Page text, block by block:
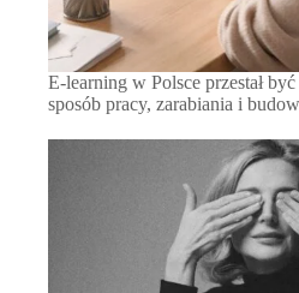
E-learning w Polsce przestał
sposób pracy, zarabiania i